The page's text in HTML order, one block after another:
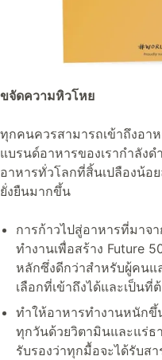
ขจัดความหิวโหย
ทุกคนควรสามารถเข้าถึงอา
แบรนด์อาหารของเรากำลังด
อาหารทั่วโลกที่สิ้นเปลืองน้อ
ยั่งยืนมากขึ้น
การก้าวไปสู่อาหารที่มาจ
ทำงานเพื่อสร้าง Future
หลักซึ่งดีกว่าสำหรับผู้คนแ
เลือกที่เข้าถึงได้และเป็น
ทำให้อาหารทำงานหนักขึ้
ทุกวันด้วยวิตามินและแร่
รับรองว่าทุกมื้อจะได้รับส